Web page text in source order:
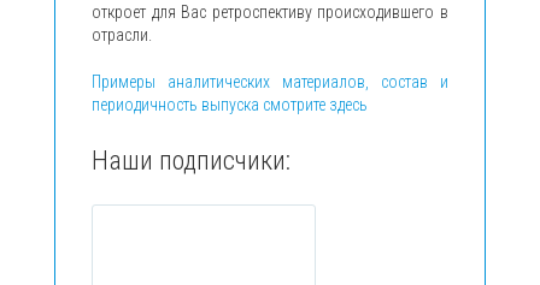
откроет для Вас ретроспективу происходившего в
отрасли.
Примеры аналитических материалов, состав и
периодичность выпуска смотрите здесь
Наши подписчики: